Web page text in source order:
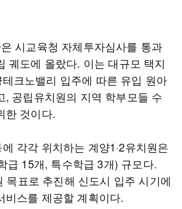
시교육청 자체투자심사를 통과
궤도에 올랐다. 이는 대규모 택지
크노밸리 입주에 따른 유입 원아
, 공립유치원의 지역 학부모들 수
한 것이다.
각각 위치하는 계양1·2유치원은
급 15개, 특수학급 3개) 규모다.
목표로 추진해 신도시 입주 시기에
비스를 제공할 계획이다.